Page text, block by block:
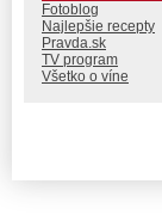
Fotoblog
Najlepšie recepty
Pravda.sk
TV program
Všetko o víne